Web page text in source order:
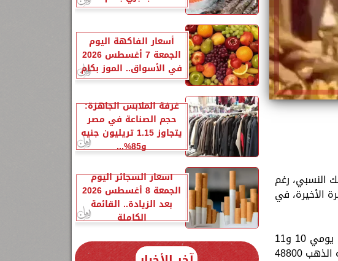
11 يونيو 2026 حالة من التماسك النسبي، رغم
الأوقية نحو 78 دولارًا خلال الفترة الأخيرة، في
واستقر سعر جرام الذهب عيار 21، الأكثر تداولًا في مصر، عند مستوى 6100 جنيه خلال تعاملات يومي 10 و11
يونيو 2026، فيما سجل عيار 24 نحو 6972 جنيهًا، وبلغ عيار 18 مستوى 5228 جنيهًا، وسجل الجنيه الذهب 48800
أسعار الفاكهة اليوم
الجمعة 7 أغسطس 2026
في الأسواق.. الموز بكام
غرفة الملابس الجاهزة:
حجم الصناعة في مصر
يتجاوز 1.15 تريليون جنيه
و85%...
أسعار السجائر اليوم
الجمعة 8 أغسطس 2026
بعد الزيادة.. القائمة
الكاملة